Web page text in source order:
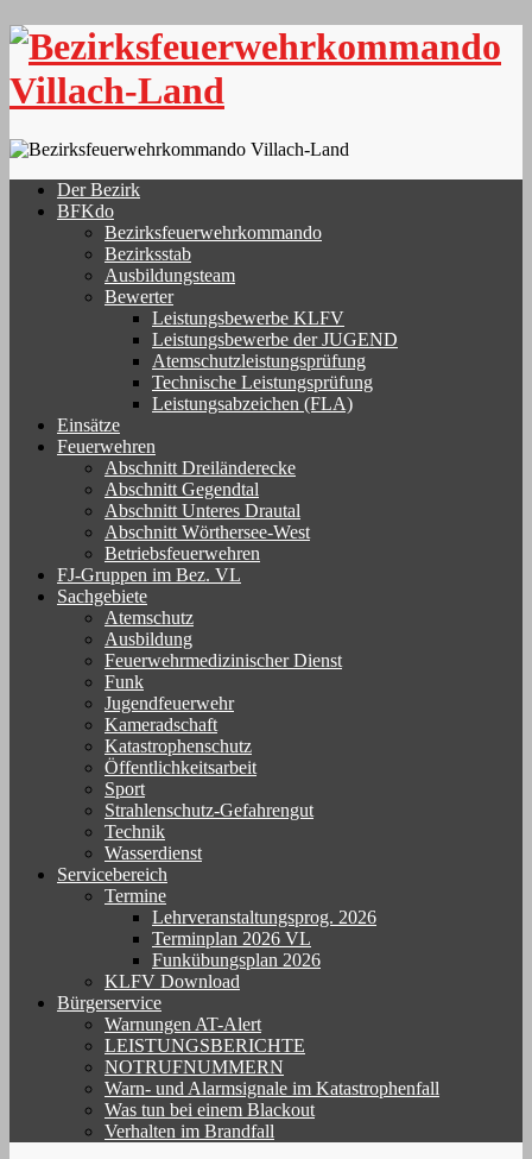
Skip
content
Der Bezirk
BFKdo
Bezirksfeuerwehrkommando
Bezirksstab
Ausbildungsteam
Bewerter
Leistungsbewerbe KLFV
Leistungsbewerbe der JUGEND
Atemschutzleistungsprüfung
Technische Leistungsprüfung
Leistungsabzeichen (FLA)
Einsätze
Feuerwehren
Abschnitt Dreiländerecke
Abschnitt Gegendtal
Abschnitt Unteres Drautal
Abschnitt Wörthersee-West
Betriebsfeuerwehren
FJ-Gruppen im Bez. VL
Sachgebiete
Atemschutz
Ausbildung
Feuerwehrmedizinischer Dienst
Funk
Jugendfeuerwehr
Kameradschaft
Katastrophenschutz
Öffentlichkeitsarbeit
Sport
Strahlenschutz-Gefahrengut
Technik
Wasserdienst
Servicebereich
Termine
Lehrveranstaltungsprog. 2026
Terminplan 2026 VL
Funkübungsplan 2026
KLFV Download
Bürgerservice
Warnungen AT-Alert
LEISTUNGSBERICHTE
NOTRUFNUMMERN
Warn- und Alarmsignale im Katastrophenfall
Was tun bei einem Blackout
Verhalten im Brandfall